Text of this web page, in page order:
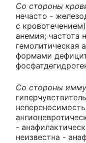
Со стороны
нечасто -
с
анемия; частота
гемолитическая
формами
Со стороны
-
неизвестна -